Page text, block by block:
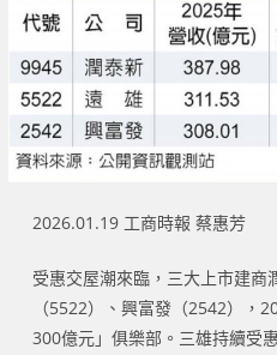
2026.01.19 工商時報 蔡惠芳
受惠交屋潮來臨，三大上市建商
（5522）、興富發（2542），
300億元」俱樂部。三雄持續受